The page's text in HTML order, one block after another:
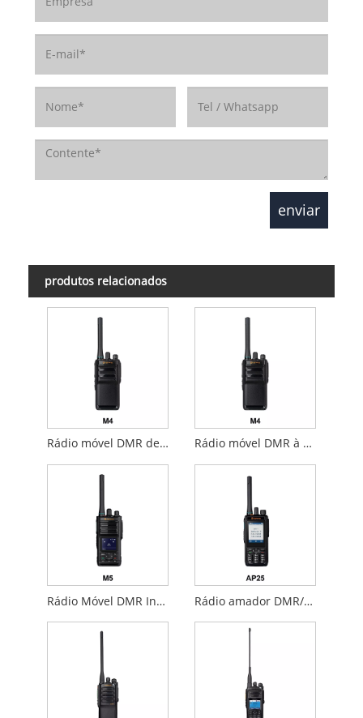
produtos relacionados
Rádio móvel DMR de banda dupla Rádio móvel DMR à prova de explosões
Rádio Móvel DMR Industrial Rádio amador DMR/NXDN